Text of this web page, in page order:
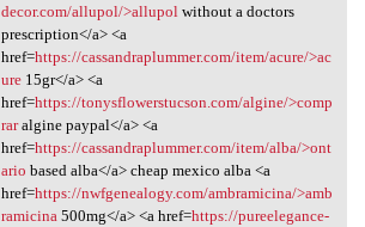
decor.com/allupol/>allupol without a doctors
prescription</a> <a
href=https://cassandraplummer.com/item/acure/>ac
ure15gr</a> <a
href=https://tonysflowerstucson.com/algine/>comp
raralgine paypal</a> <a
href=https://cassandraplummer.com/item/alba/>ont
ario based alba</a> cheap mexico alba <a
href=https://nwfgenealogy.com/ambramicina/>amb
ramicina 500mg</a> <a href=https://pureelegance-